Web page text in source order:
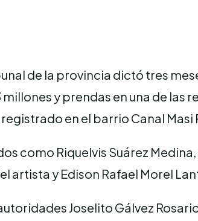
de la provincia dictó tres
y prendas en una de
en el barrio Canal
como Riquelvis Suárez
artista y Edison Rafael Morel
Joselito Gálvez